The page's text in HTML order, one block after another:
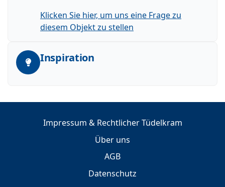
Klicken Sie hier, um uns eine Frage zu
diesem Objekt zu stellen
Inspiration
Impressum & Rechtlicher Tüdelkram
Über uns
AGB
Datenschutz